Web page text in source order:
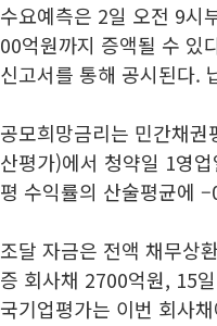
수요예측은 2일 오전 9시
00억원까지 증액될 수 있
신고서를 통해 공시된다.
공모희망금리는 민간채권
산평가)에서 청약일 1영
평 수익률의 산술평균에
조달 자금은 전액 채무상
증 회사채 2700억원, 15
국기업평가는 이번 회사